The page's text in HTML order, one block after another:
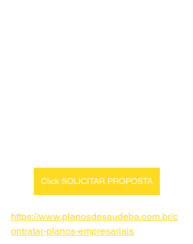
Click SOLICITAR PROPOSTA
https://www.planosdesaudeba.com.br/c
ontratar-planos-empresariais